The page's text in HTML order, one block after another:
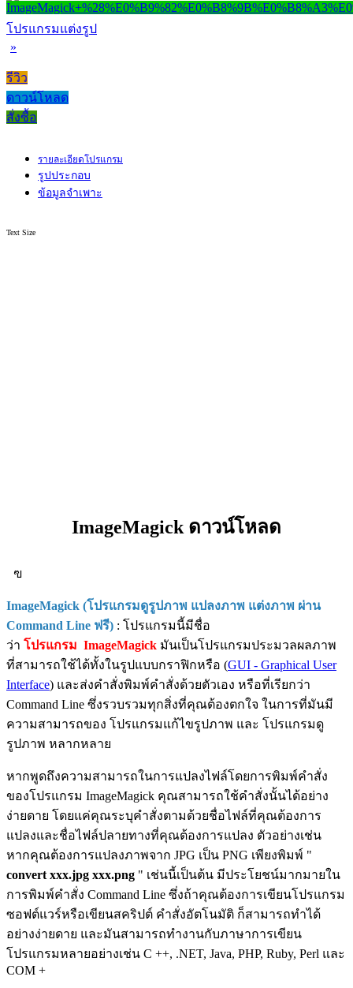
โปรแกรมแต่งรูป
»
รีวิว
ดาวน์โหลด
สั่งซื้อ
รายละเอียดโปรแกรม
รูปประกอบ
ข้อมูลจำเพาะ
Text Size
ImageMagick ดาวน์โหลด
ฃ
ImageMagick (โปรแกรมดูรูปภาพ แปลงภาพ แต่งภาพ ผ่าน
Command Line ฟรี) : โปรแกรมนี้มีชื่อ
ว่า โปรแกรม ImageMagick มันเป็นโปรแกรมประมวลผลภาพ
ที่สามารถใช้ได้ทั้งในรูปแบบกราฟิกหรือ (GUI - Graphical User
Interface) และส่งคำสั่งพิมพ์คำสั่งด้วยตัวเอง หรือที่เรียกว่า
Command Line ซึ่งรวบรวมทุกสิ่งที่คุณต้องตกใจ ในการที่มันมี
ความสามารถของ โปรแกรมแก้ไขรูปภาพ และ โปรแกรมดู
รูปภาพ หลากหลาย
หากพูดถึงความสามารถในการแปลงไฟล์โดยการพิมพ์คำสั่ง
ของโปรแกรม ImageMagick คุณสามารถใช้คำสั่งนั้นได้อย่าง
ง่ายดาย โดยแค่คุณระบุคำสั่งตามด้วยชื่อไฟล์ที่คุณต้องการ
แปลงและชื่อไฟล์ปลายทางที่คุณต้องการแปลง ตัวอย่างเช่น
หากคุณต้องการแปลงภาพจาก JPG เป็น PNG เพียงพิมพ์ "
convert xxx.jpg xxx.png " เช่นนี้เป็นต้น มีประโยชน์มากมายใน
การพิมพ์คำสั่ง Command Line ซึ่งถ้าคุณต้องการเขียนโปรแกรม
ซอฟต์แวร์หรือเขียนสคริปต์ คำสั่งอัตโนมัติ ก็สามารถทำได้
อย่างง่ายดาย และมันสามารถทำงานกับภาษาการเขียน
โปรแกรมหลายอย่างเช่น C ++, .NET, Java, PHP, Ruby, Perl และ
COM +